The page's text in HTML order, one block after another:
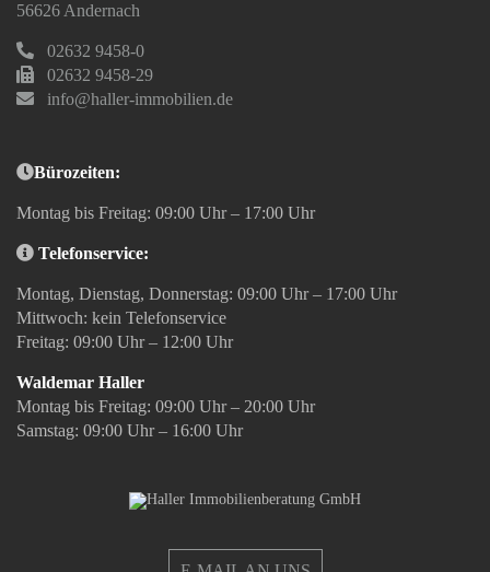
56626 Andernach
02632 9458-0
02632 9458-29
info@haller-immobilien.de
Bürozeiten:
Montag bis Freitag: 09:00 Uhr – 17:00 Uhr
Telefonservice:
Montag, Dienstag, Donnerstag: 09:00 Uhr – 17:00 Uhr
Mittwoch: kein Telefonservice
Freitag: 09:00 Uhr – 12:00 Uhr
Waldemar Haller
Montag bis Freitag: 09:00 Uhr – 20:00 Uhr
Samstag: 09:00 Uhr – 16:00 Uhr